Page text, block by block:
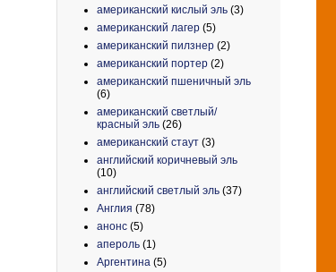
американский кислый эль (3)
американский лагер (5)
американский пилзнер (2)
американский портер (2)
американский пшеничный эль
(6)
американский светлый/
красный эль (26)
американский стаут (3)
английский коричневый эль
(10)
английский светлый эль (37)
Англия (78)
анонс (5)
апероль (1)
Аргентина (5)